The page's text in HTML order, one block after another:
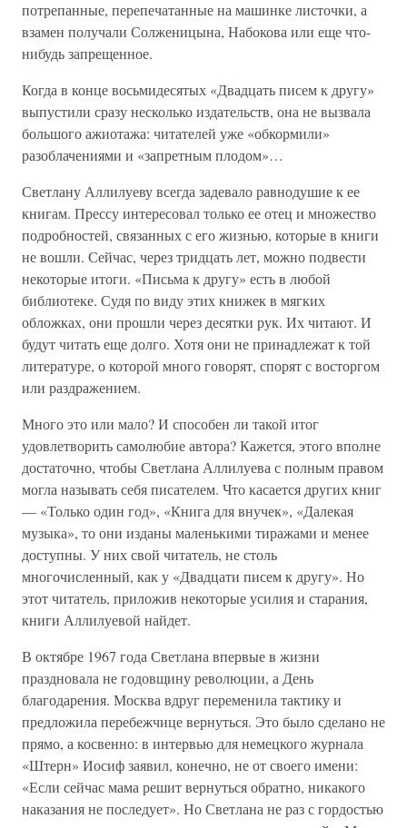
потрепанные, перепечатанные на машинке листочки, а
взамен получали Солженицына, Набокова или еще что-
нибудь запрещенное.
Когда в конце восьмидесятых «Двадцать писем к другу»
выпустили сразу несколько издательств, она не вызвала
большого ажиотажа: читателей уже «обкормили»
разоблачениями и «запретным плодом»…
Светлану Аллилуеву всегда задевало равнодушие к ее
книгам. Прессу интересовал только ее отец и множество
подробностей, связанных с его жизнью, которые в книги
не вошли. Сейчас, через тридцать лет, можно подвести
некоторые итоги. «Письма к другу» есть в любой
библиотеке. Судя по виду этих книжек в мягких
обложках, они прошли через десятки рук. Их читают. И
будут читать еще долго. Хотя они не принадлежат к той
литературе, о которой много говорят, спорят с восторгом
или раздражением.
Много это или мало? И способен ли такой итог
удовлетворить самолюбие автора? Кажется, этого вполне
достаточно, чтобы Светлана Аллилуева с полным правом
могла называть себя писателем. Что касается других книг
— «Только один год», «Книга для внучек», «Далекая
музыка», то они изданы маленькими тиражами и менее
доступны. У них свой читатель, не столь
многочисленный, как у «Двадцати писем к другу». Но
этот читатель, приложив некоторые усилия и старания,
книги Аллилуевой найдет.
В октябре 1967 года Светлана впервые в жизни
праздновала не годовщину революции, а День
благодарения. Москва вдруг переменила тактику и
предложила перебежчице вернуться. Это было сделано не
прямо, а косвенно: в интервью для немецкого журнала
«Штерн» Иосиф заявил, конечно, не от своего имени:
«Если сейчас мама решит вернуться обратно, никакого
наказания не последует». Но Светлана не раз с гордостью